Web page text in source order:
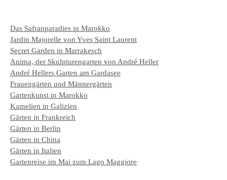
Das Safranparadies in Marokko
Jardin Majorelle von Yves Saint Laurent
Secret Garden in Marrakesch
Anima, der Skulpturengarten von André Heller
André Hellers Garten am Gardasee
Frauengärten und Männergärten
Gartenkunst in Marokko
Kamelien in Galizien
Gärten in Frankreich
Gärten in Berlin
Gärten in China
Gärten in Italien
Gartenreise im Mai zum Lago Maggiore